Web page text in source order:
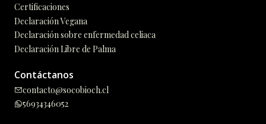
Certificaciones
Declaración Vegana
Declaración sobre enfermedad celiaca
Declaración Libre de Palma
Contáctanos
contacto@socobioch.cl
56934346052